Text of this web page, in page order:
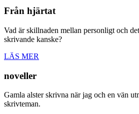
Från hjärtat
Vad är skillnaden mellan personligt och
skrivande kanske?
LÄS MER
noveller
Gamla alster skrivna när jag och en vän
skrivteman.